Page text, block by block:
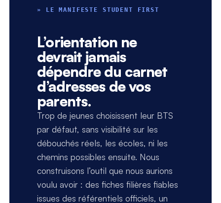
» LE MANIFESTE STUDENT FIRST
L’orientation ne
devrait jamais
dépendre du carnet
d’adresses de vos
parents.
Trop de jeunes choisissent leur BTS
par défaut, sans visibilité sur les
débouchés réels, les écoles, ni les
chemins possibles ensuite. Nous
construisons l’outil que nous aurions
voulu avoir : des fiches filières fiables
issues des référentiels officiels, un